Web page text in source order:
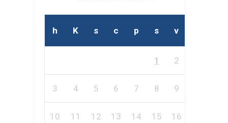
h K s c p s v
1 2
3 4 5 6 7 8 9
10 11 12 13 14 15 16